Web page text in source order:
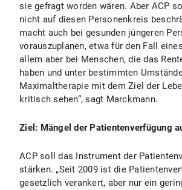
sie gefragt worden wären. Aber ACP
nicht auf diesen Personenkreis
macht auch bei gesunden jüngeren
vorauszuplanen, etwa für den Fall
allem aber bei Menschen, die das
haben und unter bestimmten
Maximaltherapie mit dem Ziel der
kritisch sehen“, sagt Marckmann.
Ziel: Mängel der Patientenverfügung
ACP soll das Instrument der
stärken. „Seit 2009 ist die
gesetzlich verankert, aber nur ein